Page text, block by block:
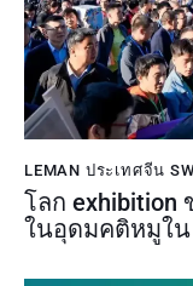
LEMAN ประเทศจีน
โลก exhibition
ในอุดมคติหมูใน